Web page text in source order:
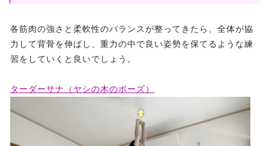
各筋肉の強さと柔軟性のバランスが整ってきたら、全体が協
力して背骨を伸ばし、重力の中で良い姿勢を保てるような練
習をしていくと良いでしょう。
ターダーサナ（ヤシの木のポーズ）